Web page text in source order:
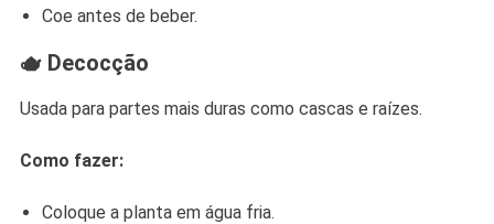
Coe antes de beber.
🫖 Decocção
Usada para partes mais duras como cascas e raízes.
Como fazer:
Coloque a planta em água fria.